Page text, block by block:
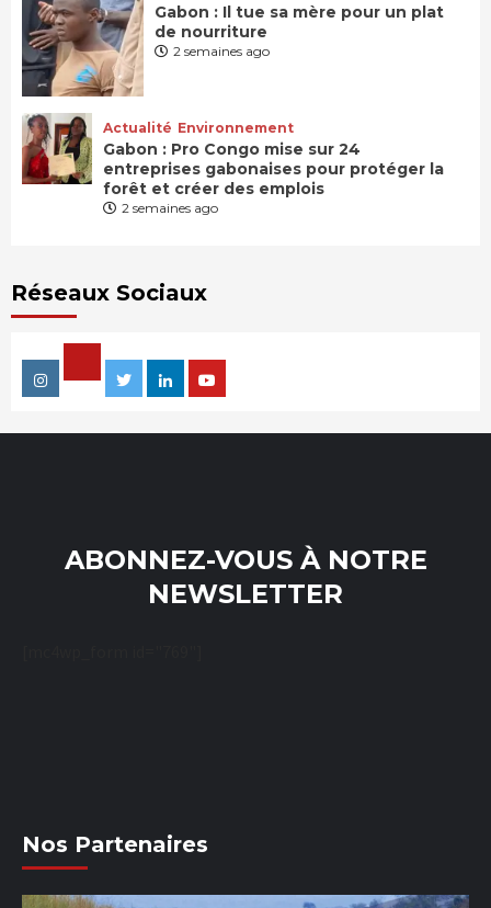
Gabon : Il tue sa mère pour un plat
de nourriture
2 semaines ago
Actualité Environnement
Gabon : Pro Congo mise sur 24
entreprises gabonaises pour protéger la
forêt et créer des emplois
2 semaines ago
Réseaux Sociaux
Instagram
Facebook
TwitterLinkedin
ABONNEZ-VOUS À NOTRE
NEWSLETTER
Nos Partenaires